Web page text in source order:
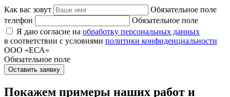
Как вас зовут
Обязательное поле
телефон
Обязательное поле
Я даю согласие на обработку персональных данных
в соответствии с условиями политики конфиденциальности
ООО «ЕСА»
Обязательное поле
Оставить заявку
Покажем примеры наших работ и